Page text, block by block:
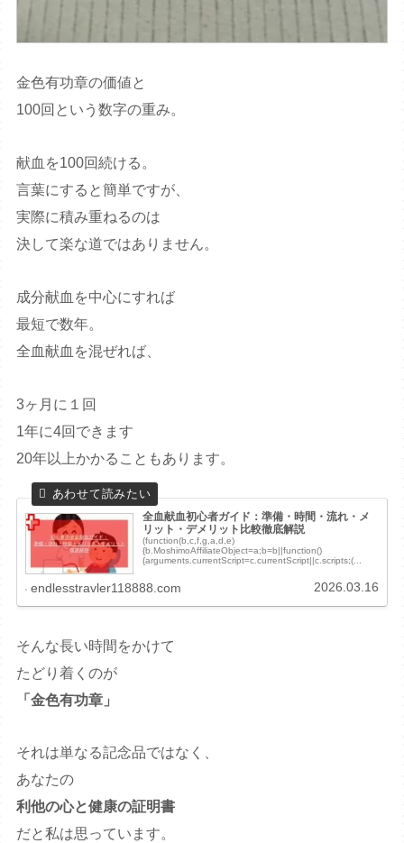
金色有功章の価値と
100回という数字の重み。
献血を100回続ける。
言葉にすると簡単ですが、
実際に積み重ねるのは
決して楽な道ではありません。
成分献血を中心にすれば
最短で数年。
全血献血を混ぜれば、
3ヶ月に１回
1年に4回できます
20年以上かかることもあります。
全血献血初心者ガイド：準備・時間・流れ・メ
リット・デメリット比較徹底解説
(function(b,c,f,g,a,d,e)
{b.MoshimoAffiliateObject=a;b=b||function()
{arguments.currentScript=c.currentScript||c.scripts;(...
endlesstravler118888.com 2026.03.16
そんな長い時間をかけて
たどり着くのが
「金色有功章」
それは単なる記念品ではなく、
あなたの
利他の心と健康の証明書
だと私は思っています。